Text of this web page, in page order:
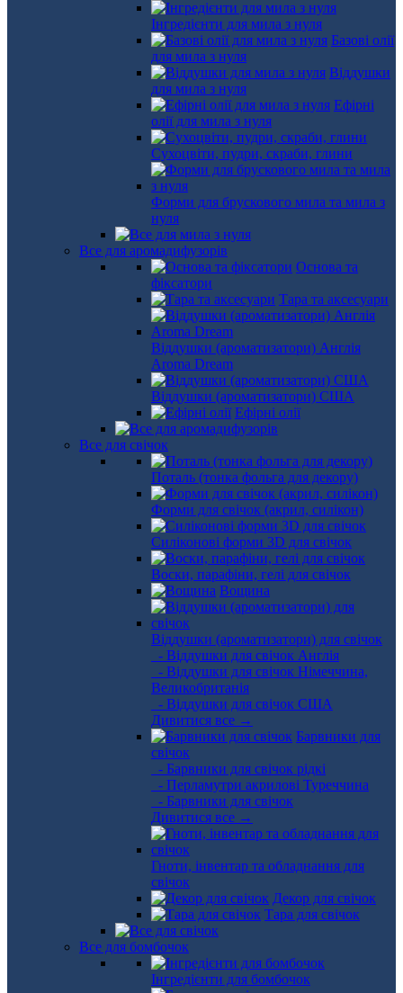
Інгредієнти для мила з нуля
Базові олії
для мила з нуля
Віддушки
для мила з нуля
Ефірні
олії для мила з нуля
Сухоцвіти, пудри, скраби, глини
Форми для брускового мила та мила з
нуля
Все для аромадифузорів
Основа та
фіксатори
Тара та аксесуари
Віддушки (ароматизатори) Англія
Aroma Dream
Віддушки (ароматизатори) США
Ефірні олії
Все для свічок
Поталь (тонка фольга для декору)
Форми для свічок (акрил, силікон)
Силіконові форми 3D для свічок
Воски, парафіни, гелі для свічок
Вощина
Віддушки (ароматизатори) для свічок
- Віддушки для свічок Англія
- Віддушки для свічок Німеччина,
Великобританія
- Віддушки для свічок США
Дивитися все →
Барвники для
свічок
- Барвники для свічок рідкі
- Перламутри акрилові Туреччина
- Барвники для свічок
Дивитися все →
Гноти, інвентар та обладнання для
свічок
Декор для свічок
Тара для свічок
Все для бомбочок
Інгредієнти для бомбочок